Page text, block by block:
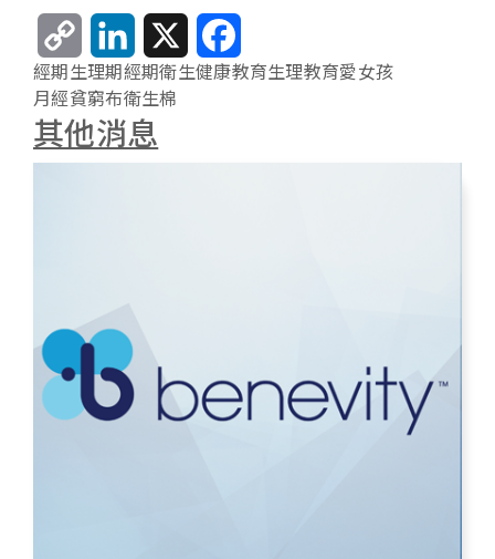
o
p
y
k
i
n
k
a
經期生理期經期衛生健康教育生理教育愛女孩
月經貧窮布衛生棉
其他消息